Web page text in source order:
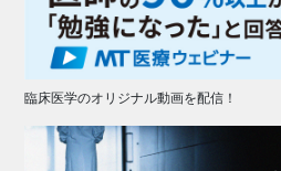
臨床医学のオリジナル動画を配信！